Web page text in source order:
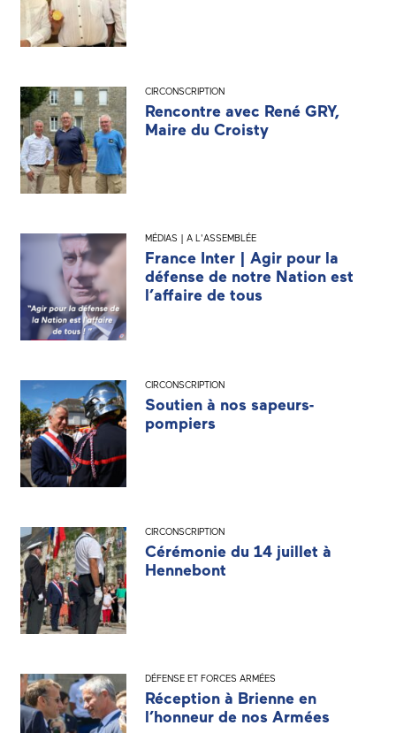
CIRCONSCRIPTION
Rencontre avec René GRY,
Maire du Croisty
MÉDIAS | A L'ASSEMBLÉE
France Inter | Agir pour la
défense de notre Nation est
l’affaire de tous
CIRCONSCRIPTION
Soutien à nos sapeurs-
pompiers
CIRCONSCRIPTION
Cérémonie du 14 juillet à
Hennebont
DÉFENSE ET FORCES ARMÉES
Réception à Brienne en
l’honneur de nos Armées